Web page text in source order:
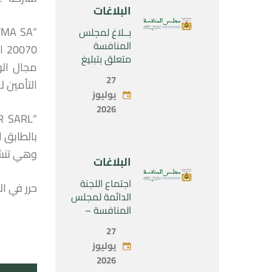
“Naturplas
Industrial
SARL”
البلاغات
بــلاغ لمجلس
المنافسة
متعلق بتبليغ
مشروع عملية
تركيز اقتصادي
يخص تولي
شركة « Fives
Industries SAS
»
27
يوليوز
2026
البلاغات
اجتماع اللجنة
الدائمة لمجلس
المنافسة –
2026
27
يوليوز
2026
وهي
حرر في الرباط